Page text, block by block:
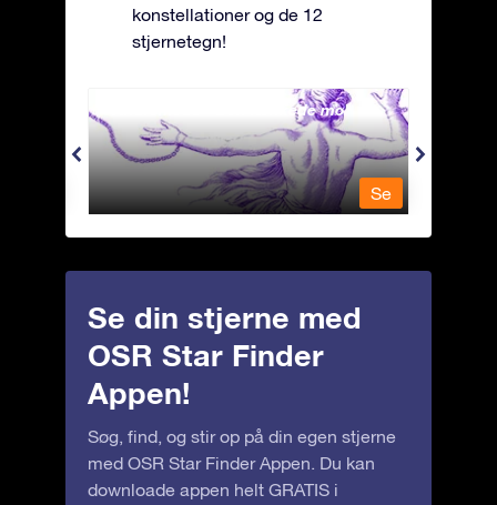
konstellationer og de 12
stjernetegn!
Andromeda - Den lænkede mø
Se
Se din stjerne med
OSR Star Finder
Appen!
Søg, find, og stir op på din egen stjerne
med OSR Star Finder Appen. Du kan
downloade appen helt GRATIS i